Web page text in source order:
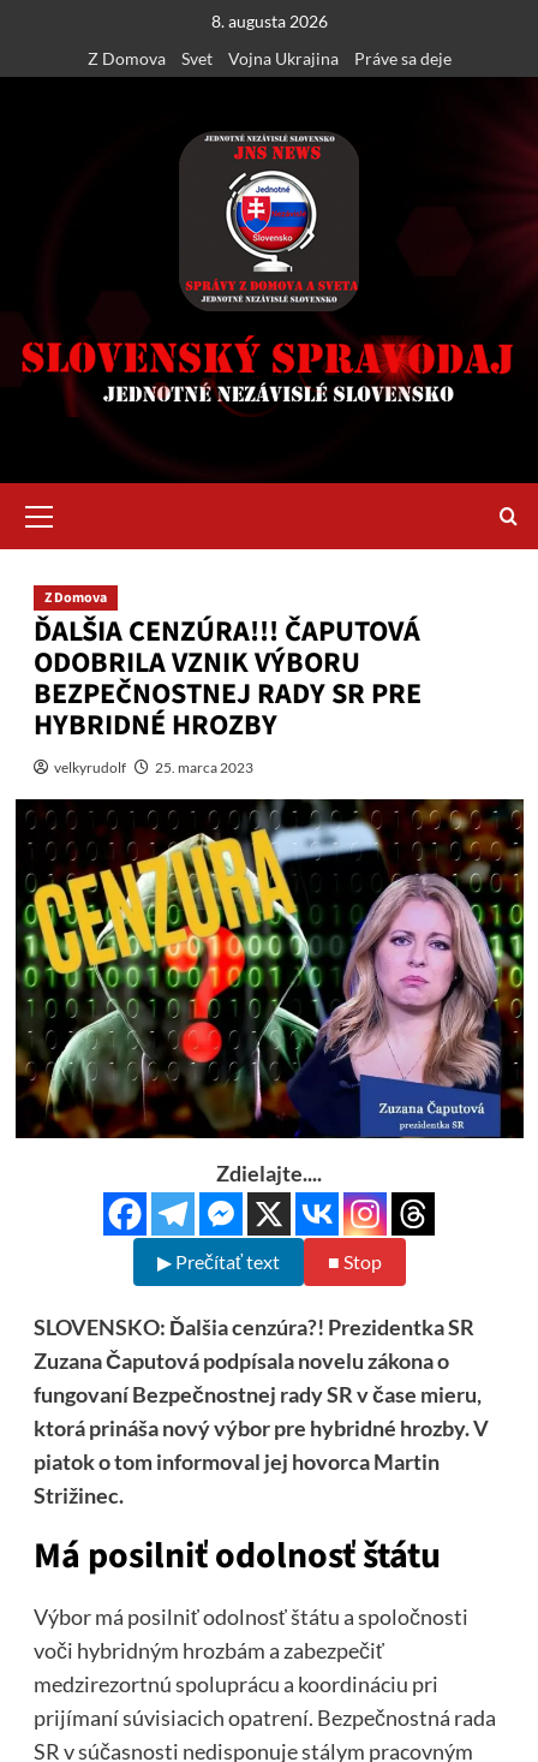
content
8. augusta 2026
Z Domova
Svet Vojna Ukrajina Práve sa deje
Menu
Z Domova
ĎALŠIA CENZÚRA!!! ČAPUTOVÁ
ODOBRILA VZNIK VÝBORU
BEZPEČNOSTNEJ RADY SR PRE
HYBRIDNÉ HROZBY
velkyrudolf 25. marca 2023
Zdielajte....
▶ Prečítať text ■ Stop
SLOVENSKO: Ďalšia cenzúra?! Prezidentka SR
Zuzana Čaputová podpísala novelu zákona o
fungovaní Bezpečnostnej rady SR v čase mieru,
ktorá prináša nový výbor pre hybridné hrozby. V
piatok o tom informoval jej hovorca Martin
Strižinec.
Má posilniť odolnosť štátu
Výbor má posilniť odolnosť štátu a spoločnosti
voči hybridným hrozbám a zabezpečiť
medzirezortnú spoluprácu a koordináciu pri
prijímaní súvisiacich opatrení. Bezpečnostná rada
SR v súčasnosti nedisponuje stálym pracovným